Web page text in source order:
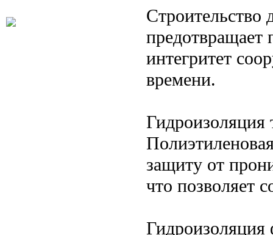
Строительство
предотвращает
интегритет
времени.
защиту от
что позволяет
Гидроизоляция